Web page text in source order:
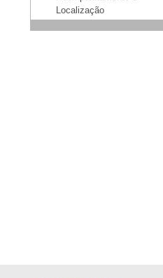
Localização